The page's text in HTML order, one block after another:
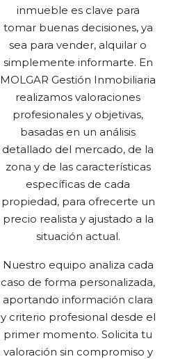
inmueble es clave para
tomar buenas decisiones, ya
sea para vender, alquilar o
simplemente informarte. En
MOLGAR Gestión Inmobiliaria
realizamos valoraciones
profesionales y objetivas,
basadas en un análisis
detallado del mercado, de la
zona y de las características
específicas de cada
propiedad, para ofrecerte un
precio realista y ajustado a la
situación actual.
Nuestro equipo analiza cada
caso de forma personalizada,
aportando información clara
y criterio profesional desde el
primer momento. Solicita tu
valoración sin compromiso y